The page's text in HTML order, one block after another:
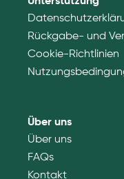
Rückgabe- und
Cookie-Richtlinien
Über uns
Über uns
FAQs
Kontakt